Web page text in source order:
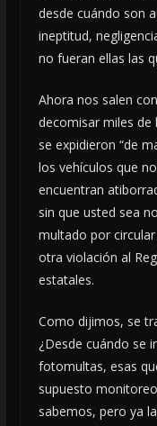
desde cuándo son
ineptitud,
no fueran ellas las
Ahora nos salen
decomisar miles de
se expidieron “de
los vehículos que
encuentran
sin que usted sea
multado por
otra violación al
estatales.
Como dijimos, se
¿Desde cuándo se
fotomultas, esas
supuesto
sabemos, pero ya